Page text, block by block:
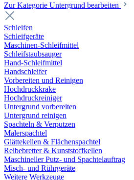
Zur Kategorie Untergrund bearbeiten
Schleifen
Schleifgeräte
Maschinen-Schleifmittel
Schleifstaubsauger
Hand-Schleifmittel
Handschleifer
Vorbereiten und Reinigen
Hochdruckkrake
Hochdruckreiniger
Untergrund vorbereiten
Untergrund reinigen
Spachteln & Verputzen
Malerspachtel
Glättekellen & Flächenspachtel
Reibebretter & Kunststoffkellen
Maschineller Putz- und Spachtelauftrag
Misch- und Rührgeräte
Weitere Werkzeuge